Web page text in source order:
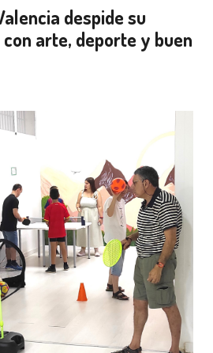
despide su
arte, deporte y buen